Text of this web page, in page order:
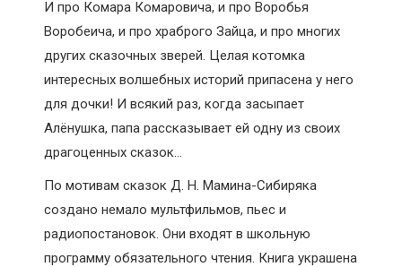
И про Комара Комаровича, и про Воробья
Воробеича, и про храброго Зайца, и про многих
других сказочных зверей. Целая котомка
интересных волшебных историй припасена у него
для дочки! И всякий раз, когда засыпает
Алёнушка, папа рассказывает ей одну из своих
драгоценных сказок…
По мотивам сказок Д. Н. Мамина-Сибиряка
создано немало мультфильмов, пьес и
радиопостановок. Они входят в школьную
программу обязательного чтения. Книга украшена